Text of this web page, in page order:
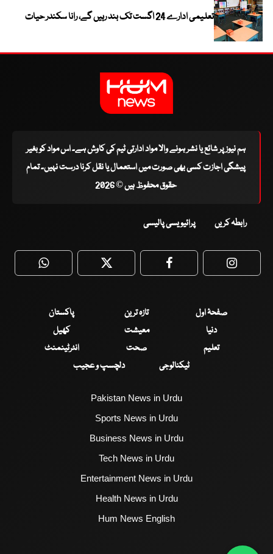
تعلیمی ادارے 24 اگست تک بند رہیں گے، رانا سکندر حیات
ہم نیوز پر شائع یا نشر ہونے والا مواد ادارتی ٹیم کی کاوش ہے۔ اس مواد کو بغیر
پیشگی اجازت کسی بھی صورت میں استعمال یا نقل کرنا درست نہیں۔ تمام
حقوق محفوظ ہیں © 2026
رابطہ کریں پرائیویسی پالیسی
WhatsApp Twitter Facebook
صفحۂ اول تازہ ترین
پاکستان
دنیا
معیشت
کھیل
تعلیم
صحت
انٹرٹینمنٹ
ٹیکنالوجی
دلچسپ و عجیب
Pakistan News in Urdu
Sports News in Urdu
Business News in Urdu
Tech News in Urdu
Entertainment News in Urdu
Health News in Urdu
Hum News English